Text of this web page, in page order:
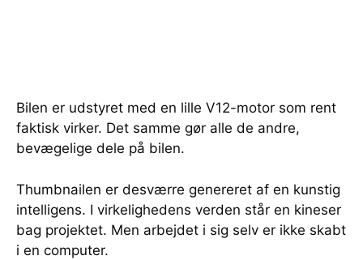
Bilen er udstyret med en lille V12-motor som rent
faktisk virker. Det samme gør alle de andre,
bevægelige dele på bilen.
Thumbnailen er desværre genereret af en kunstig
intelligens. I virkelighedens verden står en kineser
bag projektet. Men arbejdet i sig selv er ikke skabt
i en computer.